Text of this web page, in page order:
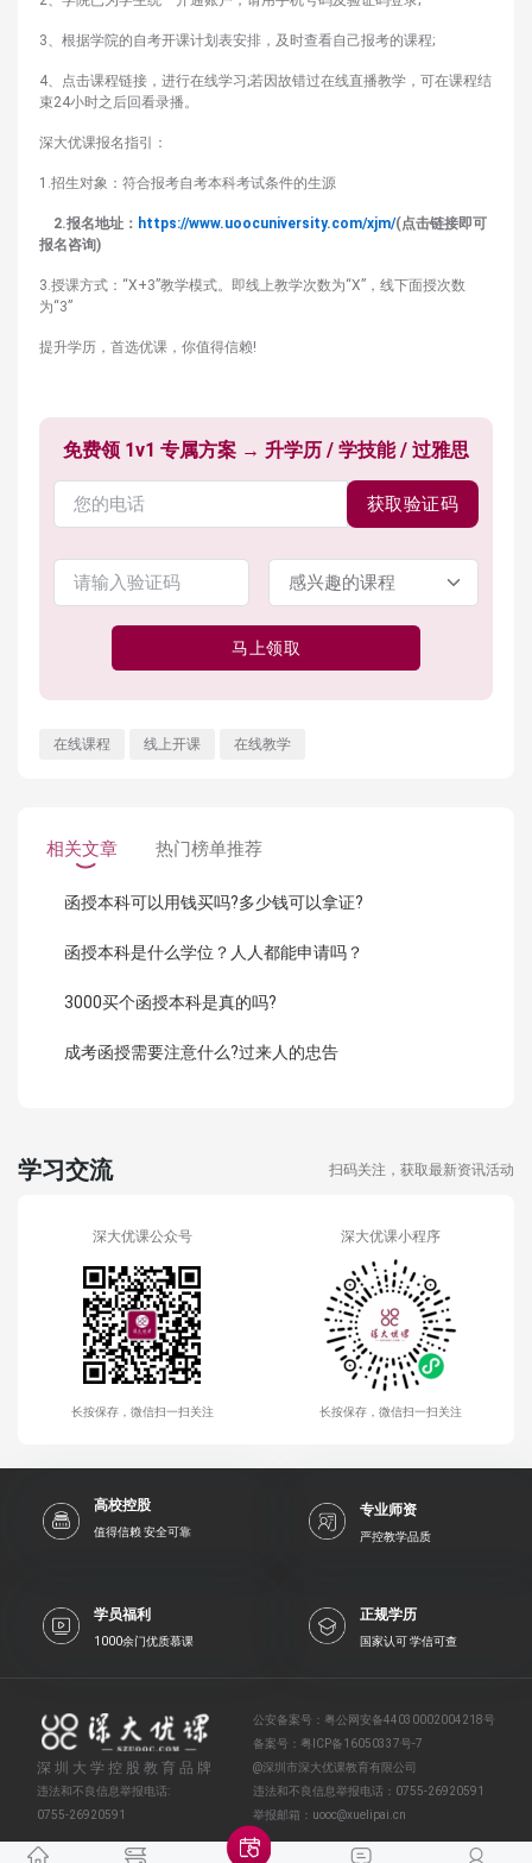
3、根据学院的自考开课计划表安排，及时查看自己报考的课程;
4、点击课程链接，进行在线学习;若因故错过在线直播教学，可在课程结
束24小时之后回看录播。
深大优课报名指引：
1.招生对象：符合报考自考本科考试条件的生源
2.报名地址： https://www.uoocuniversity.com/xjm/(点击链接即可
报名咨询)
3.授课方式：“X+3”教学模式。即线上教学次数为“X”，线下面授次数
为“3”
提升学历，首选优课，你值得信赖!
免费领 1v1 专属方案 → 升学历 / 学技能 / 过雅思
获取验证码
马上领取
在线课程 线上开课 在线教学
相关文章 热门榜单推荐
函授本科可以用钱买吗?多少钱可以拿证?
函授本科是什么学位？人人都能申请吗？
3000买个函授本科是真的吗?
成考函授需要注意什么?过来人的忠告
学习交流 扫码关注，获取最新资讯活动
深大优课公众号
长按保存，微信扫一扫关注
深大优课小程序
长按保存，微信扫一扫关注
高校控股
值得信赖 安全可靠
专业师资
严控教学品质
学员福利
1000余门优质慕课
正规学历
国家认可 学信可查
深圳大学控股教育品牌
违法和不良信息举报电话:
0755-26920591
公安备案号： 粤公网安备44030002004218号
备案号： 粤ICP备16050337号-7
@深圳市深大优课教育有限公司
违法和不良信息举报电话： 0755-26920591
举报邮箱： uooc@xuelipai.cn